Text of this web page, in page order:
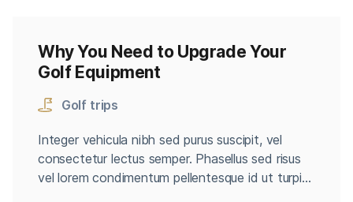
Why You Need to Upgrade Your
Golf Equipment
Golf trips
Integer vehicula nibh sed purus suscipit, vel
consectetur lectus semper. Phasellus sed risus
vel lorem condimentum pellentesque id ut turpis.